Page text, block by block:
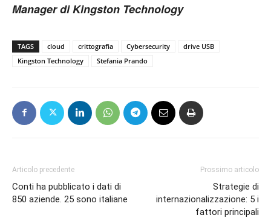
Manager di Kingston Technology
TAGS cloud crittografia Cybersecurity
drive USB
Kingston Technology
Stefania Prando
Articolo precedente
Conti ha pubblicato i dati di
850 aziende. 25 sono italiane
Prossimo articolo
Strategie di
internazionalizzazione: 5 i
fattori principali